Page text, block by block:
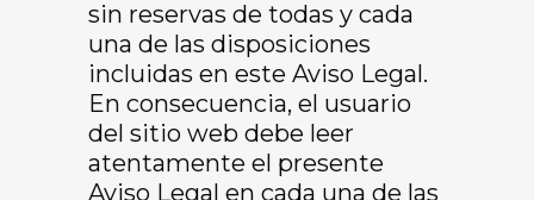
sin reservas de todas y cada
una de las disposiciones
incluidas en este Aviso Legal.
En consecuencia, el usuario
del sitio web debe leer
atentamente el presente
Aviso Legal en cada una de las